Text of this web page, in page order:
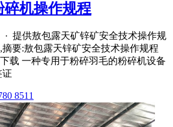
碎机操作规程
· 提供敖包露天矿锌矿安全技术操作规
要:敖包露天锌矿安全技术操作规程
载 一种专用于粉碎羽毛的粉碎机设备
证
8511